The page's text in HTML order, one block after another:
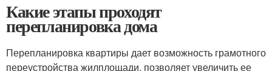
Какие этапы проходят
перепланировка дома
Перепланировка квартиры дает возможность грамотного
переустройства жилплощади, позволяет увеличить ее